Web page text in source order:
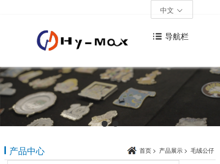
中文
导航栏
产品中心 首页 > 产品展示 > 毛绒公仔